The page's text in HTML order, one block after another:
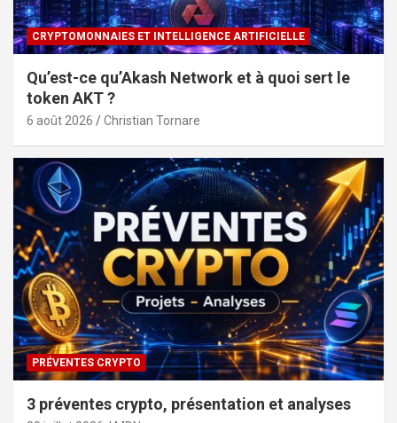
CRYPTOMONNAIES ET INTELLIGENCE ARTIFICIELLE
Qu’est-ce qu’Akash Network et à quoi sert le
token AKT ?
6 août 2026 Christian Tornare
PRÉVENTES CRYPTO
3 préventes crypto, présentation et analyses